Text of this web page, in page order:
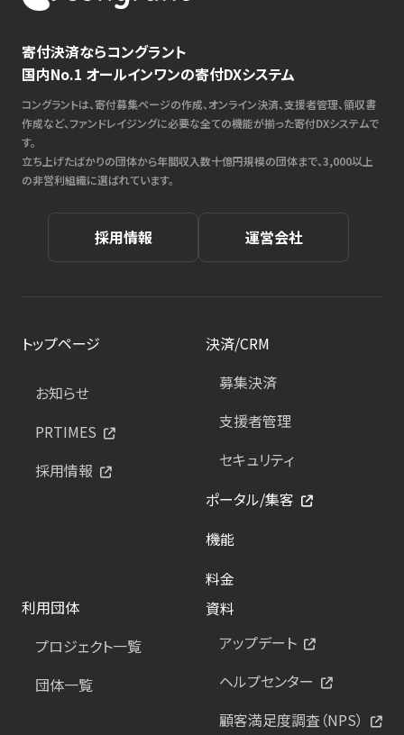
寄付決済ならコングラント
国内No.1 オールインワンの寄付DXシステム
コングラントは、寄付募集ページの作成、オンライン決済、支援者管理、領収書
作成など、ファンドレイジングに必要な全ての機能が揃った寄付DXシステムで
す。
立ち上げたばかりの団体から年間収入数十億円規模の団体まで、3,000以上
の非営利組織に選ばれています。
採用情報 運営会社
トップページ
お知らせ
PRTIMES
採用情報
決済/CRM
募集決済
支援者管理
セキュリティ
ポータル/集客
機能
料金
利用団体
プロジェクト一覧
団体一覧
資料
アップデート
ヘルプセンター
顧客満足度調査（NPS）